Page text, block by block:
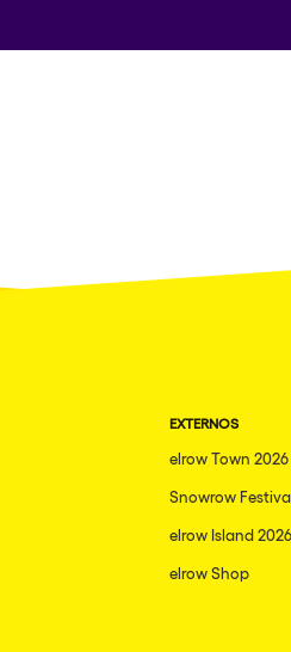
EXTERNOS
elrow Town 2026
Snowrow
elrow Island 2026
elrow Shop